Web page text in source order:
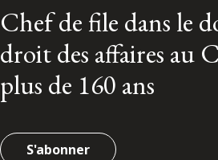
Chef de file dans le
droit des affaires au
plus de 160 ans
S'abonner